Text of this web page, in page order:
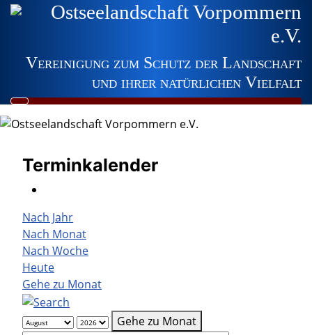
Vereinigung zum Schutz der Landschaft
und ihrer natürlichen Vielfalt
Ostseelandschaft Vorpommern
e.V.
Terminkalender
Nach Jahr
Nach Monat
Nach Woche
Heute
Gehe zu Monat
Gehe zu Monat